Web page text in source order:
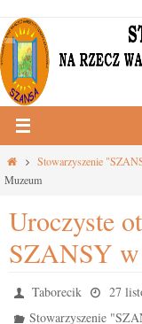
Przejdź
do
treści
Strona
główna
Stowarzyszenie
Muzeum
Uroczyste
SZANSY
Taborecik
27
Stowarzyszenie